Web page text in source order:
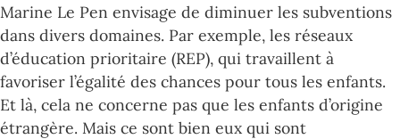
Marine Le Pen envisage de diminuer les subventions
dans divers domaines. Par exemple, les réseaux
d’éducation prioritaire (REP), qui travaillent à
favoriser l’égalité des chances pour tous les enfants.
Et là, cela ne concerne pas que les enfants d’origine
étrangère. Mais ce sont bien eux qui sont